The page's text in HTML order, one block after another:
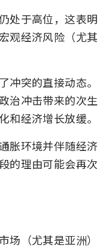
处于高位，这表明
观经济风险（尤其
冲突的直接动态。
治冲击带来的次生
和经济增长放缓。
胀环境并伴随经济
的理由可能会再次
场（尤其是亚洲）